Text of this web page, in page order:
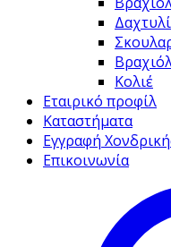
Κολιέ
Εταιρικό προφίλ
Καταστήματα
Εγγραφή
Επικοινωνία